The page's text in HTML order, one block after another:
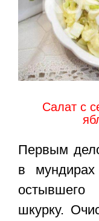
Салат с
Первым
в
шкурку.